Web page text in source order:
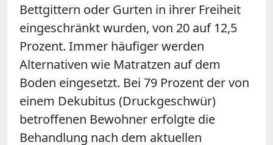
Bettgittern oder Gurten in ihrer Freiheit
eingeschränkt wurden, von 20 auf 12,5
Prozent. Immer häufiger werden
Alternativen wie Matratzen auf dem
Boden eingesetzt. Bei 79 Prozent der von
einem Dekubitus (Druckgeschwür)
betroffenen Bewohner erfolgte die
Behandlung nach dem aktuellen